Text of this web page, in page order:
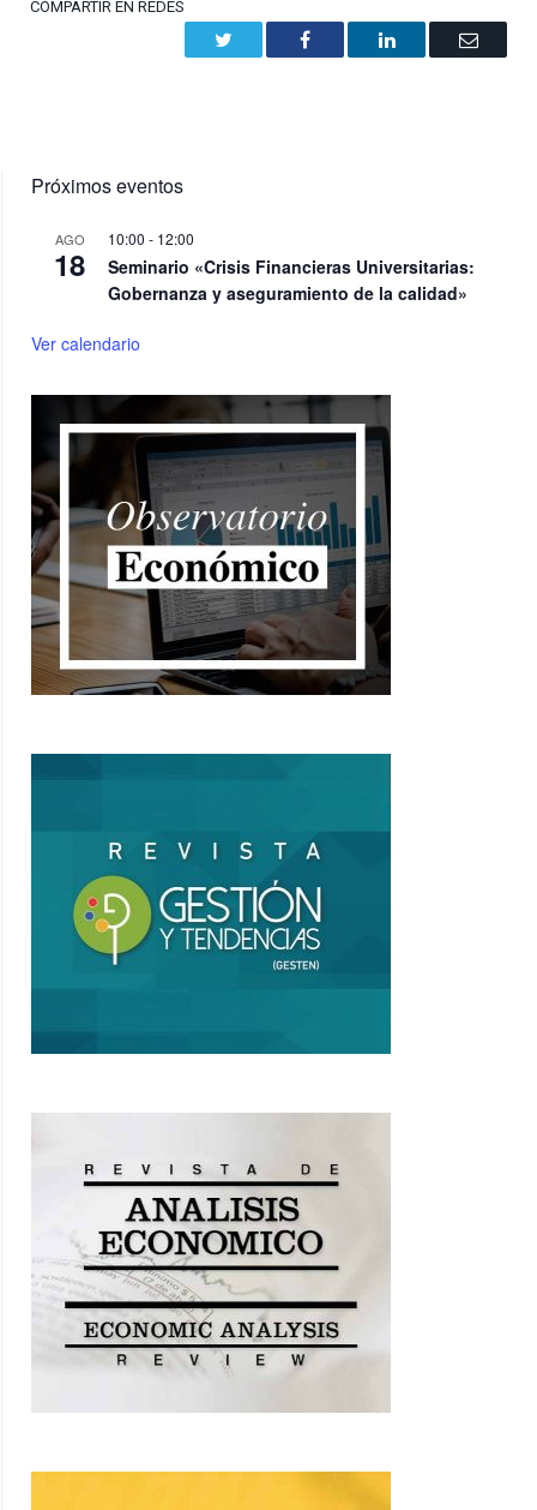
COMPARTIR EN REDES
Facebook LinkedIn Email
Próximos eventos
AGO
18
10:00 - 12:00
Seminario «Crisis Financieras Universitarias:
Gobernanza y aseguramiento de la calidad»
Ver calendario